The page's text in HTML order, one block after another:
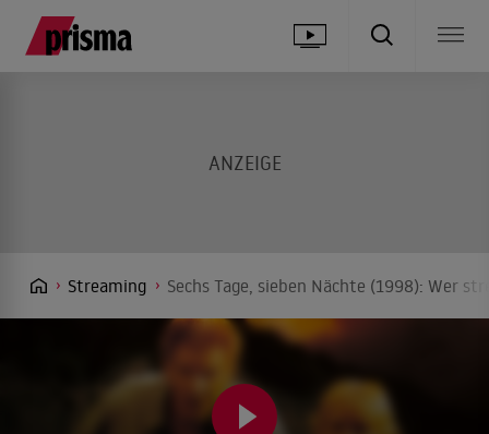
Streaming Sechs Tage, sieben Nächte (1998): Wer